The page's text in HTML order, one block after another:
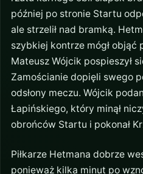
później po stronie Startu
ale strzelił nad bramką.
szybkiej kontrze mógł objąć
Mateusz Wójcik pospieszył
Zamościanie dopięli swego
odsłony meczu. Wójcik
Łapińskiego, który minął
obrońców Startu i pokonał
Piłkarze Hetmana dobrze
ponieważ kilka minut po